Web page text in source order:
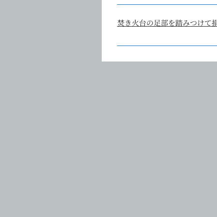
焚き火台の種類によってリペア
弊社工場にてパーツ交換をご希
焚き火台の足部を踏みつけて
弊社焚火台は全部品分解可能な